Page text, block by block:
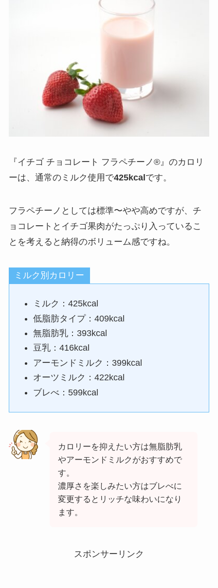
『イチゴ チョコレート フラペチーノ®』のカロリ
ーは、通常のミルク使用で425kcalです。
フラペチーノとしては標準〜やや高めですが、チ
ョコレートとイチゴ果肉がたっぷり入っているこ
とを考えると納得のボリューム感ですね。
ミルク別カロリー
ミルク：425kcal
低脂肪タイプ：409kcal
無脂肪乳：393kcal
豆乳：416kcal
アーモンドミルク：399kcal
オーツミルク：422kcal
ブレべ：599kcal
カロリーを抑えたい方は無脂肪乳
やアーモンドミルクがおすすめで
す。
濃厚さを楽しみたい方はブレべに
変更するとリッチな味わいになり
ます。
スポンサーリンク